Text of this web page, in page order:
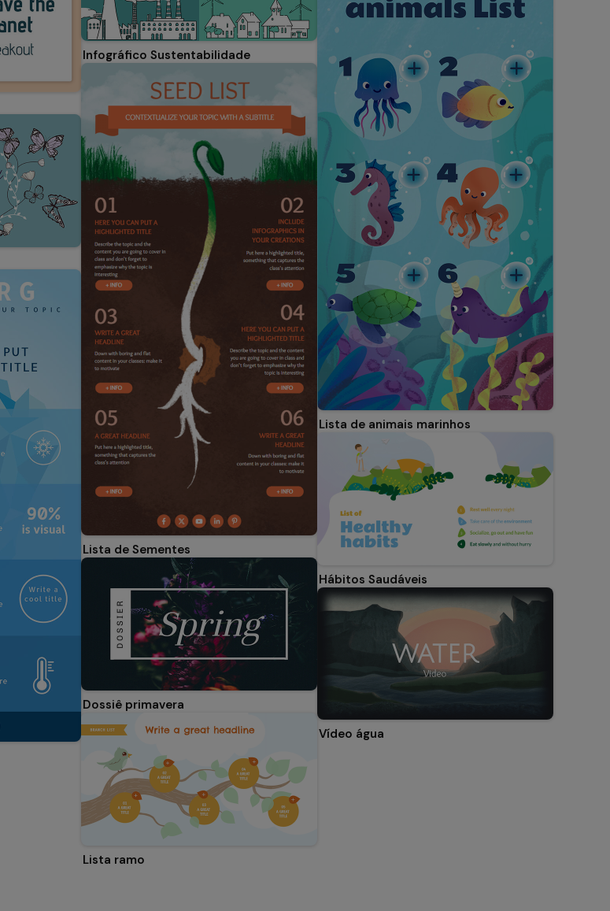
Infográfico Sustentabilidade
Lista de Sementes
Dossiê primavera
Lista ramo
Lista de animais marinhos
Hábitos Saudáveis
Vídeo água